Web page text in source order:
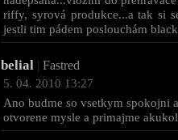
riffy, syrová produkce...a tak si
jestli tim pádem poslouchám
belial | Fastred
5. 04. 2010 13:27
Ano budme so vsetkym spokojni
otvorene mysle a primajme